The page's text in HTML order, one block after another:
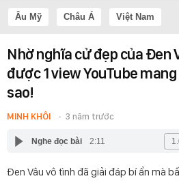
Âu Mỹ Châu Á Việt Nam
Nhờ nghĩa cử đẹp của Đen
được 1 view YouTube
sao!
MINH KHÔI 3 năm trước
Nghe đọc bài 2:11
Đen Vâu vô tình đã giải đáp bí ẩn mà